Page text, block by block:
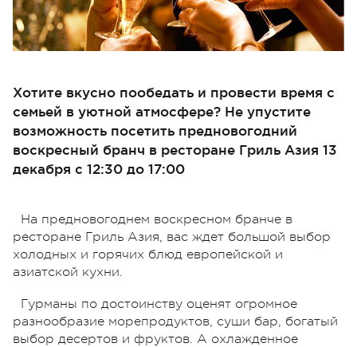
Хотите вкусно пообедать и провести время с
семьей в уютной атмосфере? Не упустите
возможность посетить предновогодний
воскресный бранч в ресторане Гриль Азия 13
декабря с 12:30 до 17:00
На предновогоднем воскресном бранче в
ресторане Гриль Азия, вас ждет большой выбор
холодных и горячих блюд европейской и
азиатской кухни.
Гурманы по достоинству оценят огромное
разнообразие морепродуктов, суши бар, богатый
выбор десертов и фруктов. А охлажденное